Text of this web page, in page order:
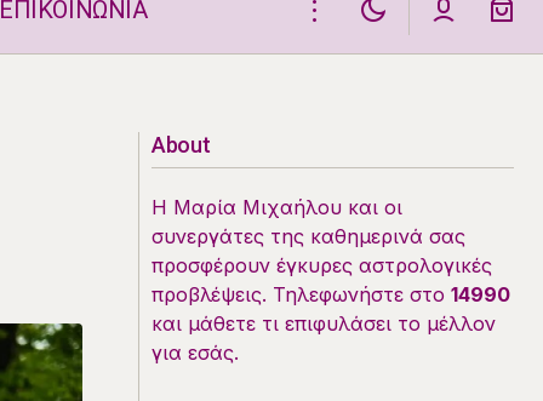
ΕΠΙΚΟΙΝΩΝΙΑ
About
Η Μαρία Μιχαήλου και οι
συνεργάτες της καθημερινά σας
προσφέρουν έγκυρες αστρολογικές
προβλέψεις. Τηλεφωνήστε στο 14990
και μάθετε τι επιφυλάσει το μέλλον
για εσάς.